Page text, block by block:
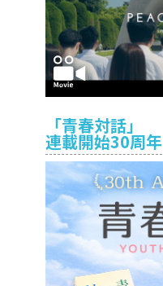
「青春対話」
連載開始30周年